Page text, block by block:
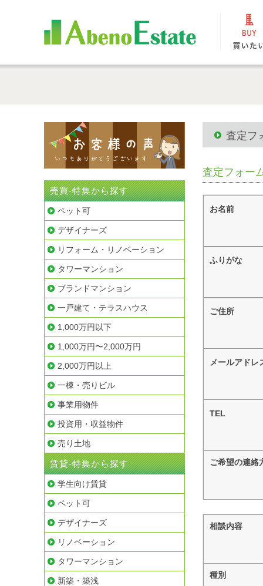
査定フ
査定フォー
お名前
ふりがな
ご住所
メールアドレ
TEL
ご希望の連絡
相談内容
種別
売買-特集から探す
ペット可
デザイナーズ
リフォーム・リノベーション
タワーマンション
ブランドマンション
一戸建て・テラスハウス
1,000万円以下
1,000万円〜2,000万円
2,000万円以上
一棟・売りビル
事業用物件
投資用・収益物件
売り土地
賃貸-特集から探す
学生向け賃貸
ペット可
デザイナーズ
リノベーション
タワーマンション
新築・築浅